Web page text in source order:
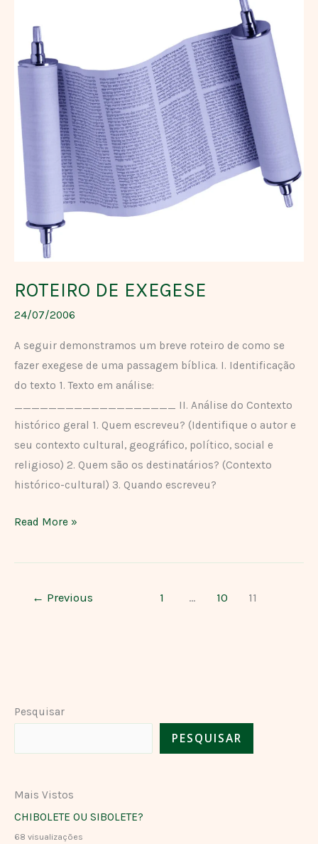
ROTEIRO DE EXEGESE
24/07/2006
A seguir demonstramos um breve roteiro de como se
fazer exegese de uma passagem bíblica. I. Identificação
do texto 1. Texto em análise:
___________________ II. Análise do Contexto
histórico geral 1. Quem escreveu? (Identifique o autor e
seu contexto cultural, geográfico, político, social e
religioso) 2. Quem são os destinatários? (Contexto
histórico-cultural) 3. Quando escreveu?
EXEGESE
Read More »
← Previous 1 … 10 11
Pesquisar
PESQUISAR
Mais Vistos
CHIBOLETE OU SIBOLETE?
68 visualizações